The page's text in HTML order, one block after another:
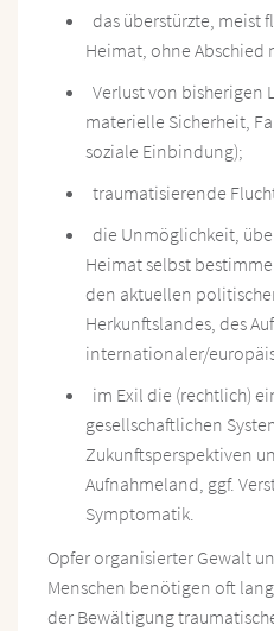
das überstürzte, meist
Heimat, ohne Abschied
Verlust von bisherigen
materielle Sicherheit,
soziale Einbindung);
traumatisierende
die Unmöglichkeit,
Heimat selbst
den aktuellen
Herkunftslandes, des
internationaler/
im Exil die (rechtlich)
gesellschaftlichen
Zukunftsperspektiven
Aufnahmeland, ggf.
Symptomatik.
Opfer organisierter Gewalt
Menschen benötigen oft
der Bewältigung